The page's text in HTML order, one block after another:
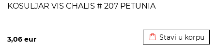
KOSULJAR VIS CHALIS # 207 PETUNIA
3,06 eur Stavi u korpu